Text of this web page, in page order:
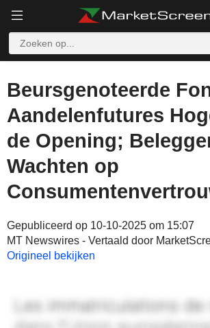
Beursgenoteerde
Aandelenfutures
de Opening;
Wachten op
Gepubliceerd op 10-10-2025 om 15:07
MT Newswires - Vertaald door
Origineel bekijken